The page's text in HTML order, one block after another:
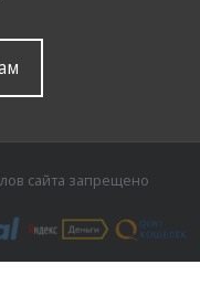
сайта запрещено